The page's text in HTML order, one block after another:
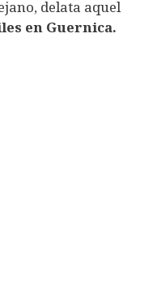
delata aquel
en Guernica.